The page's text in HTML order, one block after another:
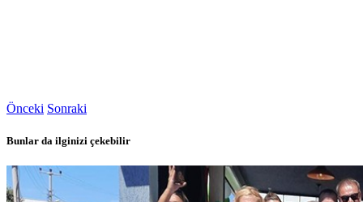
Önceki Sonraki
Bunlar da ilginizi çekebilir